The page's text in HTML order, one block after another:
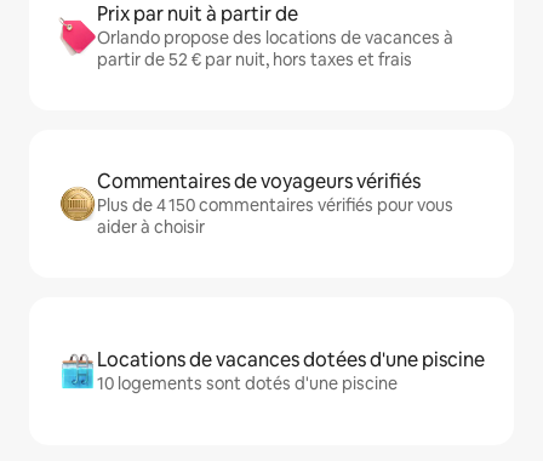
Prix par nuit à partir de
Orlando propose des locations de vacances à
partir de 52 € par nuit, hors taxes et frais
Commentaires de voyageurs vérifiés
Plus de 4 150 commentaires vérifiés pour vous
aider à choisir
Locations de vacances dotées d'une piscine
10 logements sont dotés d'une piscine